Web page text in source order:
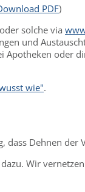
PDF)
oder solche via
und
oder
wie".
dass Dehnen der
Wir